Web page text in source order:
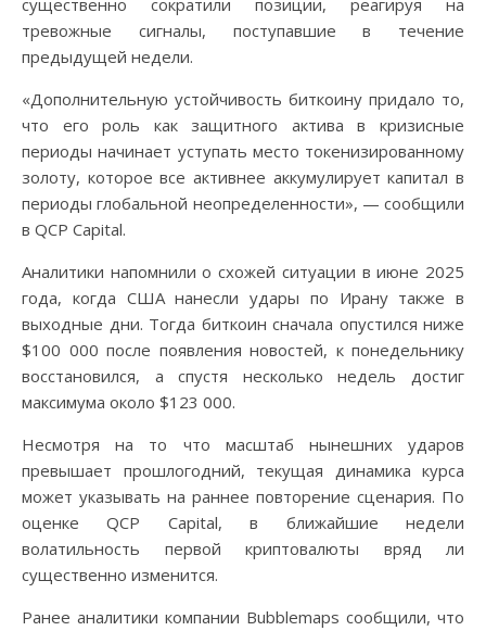
существенно сократили позиции, реагируя на
тревожные сигналы, поступавшие в течение
предыдущей недели.
«Дополнительную устойчивость биткоину придало то,
что его роль как защитного актива в кризисные
периоды начинает уступать место токенизированному
золоту, которое все активнее аккумулирует капитал в
периоды глобальной неопределенности», — сообщили
в QCP Capital.
Аналитики напомнили о схожей ситуации в июне 2025
года, когда США нанесли удары по Ирану также в
выходные дни. Тогда биткоин сначала опустился ниже
$100 000 после появления новостей, к понедельнику
восстановился, а спустя несколько недель достиг
максимума около $123 000.
Несмотря на то что масштаб нынешних ударов
превышает прошлогодний, текущая динамика курса
может указывать на раннее повторение сценария. По
оценке QCP Capital, в ближайшие недели
волатильность первой криптовалюты вряд ли
существенно изменится.
Ранее аналитики компании Bubblemaps сообщили, что